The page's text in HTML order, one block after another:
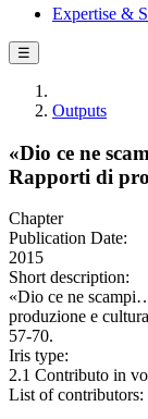
Expertise &
☰
Outputs
«Dio ce ne
Rapporti di
Chapter
Publication Date:
2015
Short description:
«Dio ce ne
produzione e
57-70.
Iris type:
2.1 Contributo in
List of contributors: